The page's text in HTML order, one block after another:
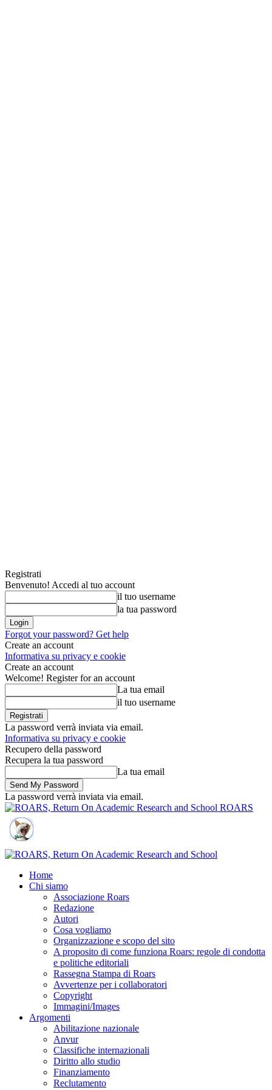
Registrati
Benvenuto! Accedi al tuo account
il tuo username
la tua password
Forgot your password? Get help
Create an account
Informativa su privacy e cookie
Create an account
Welcome! Register for an account
La tua email
il tuo username
La password verrà inviata via email.
Informativa su privacy e cookie
Recupero della password
Recupera la tua password
La tua email
La password verrà inviata via email.
ROARS
Home
Chi siamo
Associazione Roars
Redazione
Autori
Cosa vogliamo
Organizzazione e scopo del sito
A proposito di come funziona Roars: regole di condotta
e politiche editoriali
Rassegna Stampa di Roars
Avvertenze per i collaboratori
Copyright
Immagini/Images
Argomenti
Abilitazione nazionale
Anvur
Classifiche internazionali
Diritto allo studio
Finanziamento
Reclutamento